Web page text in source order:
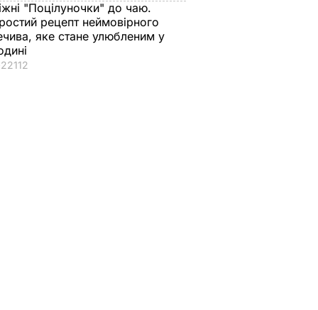
"Поцілуночки" до чаю.
рецепт неймовірного
яке стане улюбленим у
22112